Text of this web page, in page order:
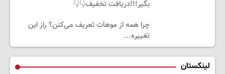
بگیر!!!دریافت تخفیف👇👇
چرا همه از موهات تعریف می‌کنن؟ راز این
تغییره...
لینکستان